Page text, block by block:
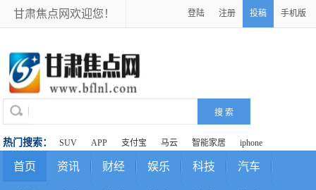
甘肃焦点网欢迎您！ 登陆 注册 投稿 手机版
热门搜索： SUV APP 支付宝 马云 智能家居 iphone
首页 资讯 财经 娱乐 科技 汽车